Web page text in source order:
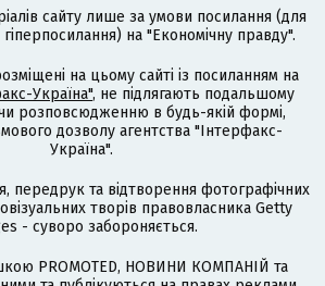
сайту лише за умови посилання (для
на "Економічну правду".
на цьому сайті із посиланням на
Україна", не підлягають подальшому
розповсюдженню в будь-якій формі,
дозволу агентства "Інтерфакс-
Україна".
передрук та відтворення фотографічних
творів правовласника Getty
- суворо забороняється.
PROMOTED, НОВИНИ КОМПАНІЙ та